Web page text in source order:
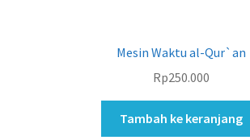
Mesin Waktu al-Qur`an
Rp250.000
Tambah ke keranjang